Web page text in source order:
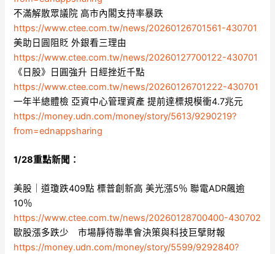
不滿解散眾議院 高市內閣支持率暴跌
https://www.ctee.com.tw/news/20260126701561-430701
美助日圓阻貶 外銀看三理由
https://www.ctee.com.tw/news/20260127700122-430701
《日股》日圓強升 日經挫近千點
https://www.ctee.com.tw/news/20260126701222-430701
一年半總體檢 亞資中心管理資產 提前達標規模衝4.7兆元
https://money.udn.com/money/story/5613/9290219?
from=ednappsharing
1/28重點新聞：
美股｜道瓊跌409點 標普創新高 美光漲5％ 聯電ADR飆逾
10％
https://www.ctee.com.tw/news/20260128700400-430702
歐股漲多跌少 市場靜待聯準會決策與科技巨擘財報
https://money.udn.com/money/story/5599/9292840?